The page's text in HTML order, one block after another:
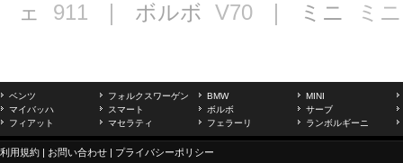
ェ 911 ｜ ボルボ V70 ｜ ミニ ミニ
ベンツ フォルクスワーゲン BMW
MINI
マイバッハ
スマート ボルボ
サーブ
フィアット
マセラティ フェラーリ ランボルギーニ
利用規約 | お問い合わせ | プライバシーポリシー